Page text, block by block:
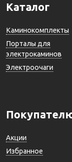
Каталог
Каминокомплекты
Порталы для
электрокаминов
Электроочаги
Акции
Избранное